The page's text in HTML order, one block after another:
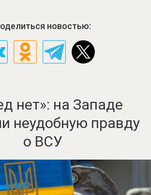
новостью:
нет»: на Западе
неудобную правду
о ВСУ